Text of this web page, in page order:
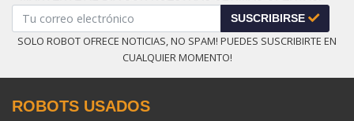
SUSCRIBIRSE
SOLO ROBOT OFRECE NOTICIAS, NO SPAM! PUEDES SUSCRIBIRTE EN
CUALQUIER MOMENTO!
ROBOTS USADOS